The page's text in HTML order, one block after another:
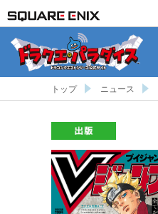
トップ ニュース